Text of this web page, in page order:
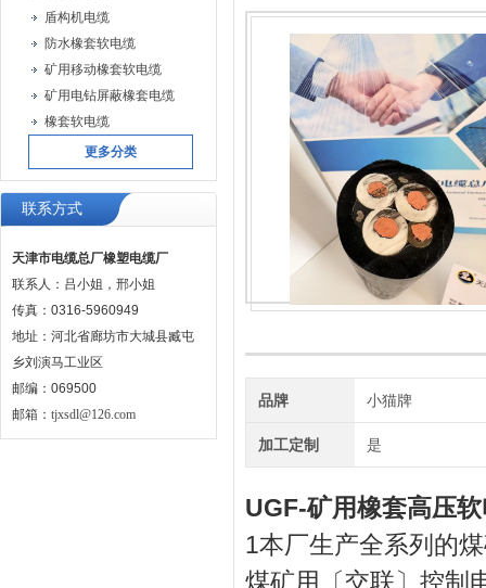
盾构机电缆
防水橡套软电缆
矿用移动橡套软电缆
矿用电钻屏蔽橡套电缆
橡套软电缆
更多分类
联系方式
天津市电缆总厂橡塑电缆厂
联系人：吕小姐，邢小姐
传真：0316-5960949
地址：河北省廊坊市大城县臧屯
乡刘演马工业区
邮编：069500
邮箱： tjxsdl@126.com
品牌 小猫牌
加工定制 是
UGF-矿用橡套高压
1本厂生产全系列的
煤矿用〔交联〕控制